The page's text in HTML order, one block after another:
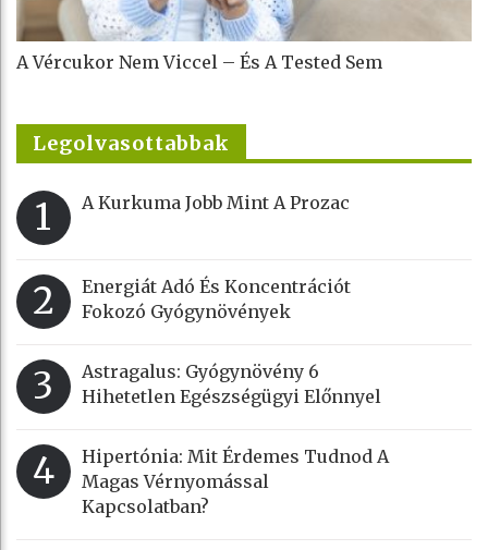
A Vércukor Nem Viccel – És A Tested Sem
Legolvasottabbak
1 A Kurkuma Jobb Mint A Prozac
2
Energiát Adó És Koncentrációt
Fokozó Gyógynövények
3
Astragalus: Gyógynövény 6
Hihetetlen Egészségügyi Előnnyel
4
Hipertónia: Mit Érdemes Tudnod A
Magas Vérnyomással
Kapcsolatban?